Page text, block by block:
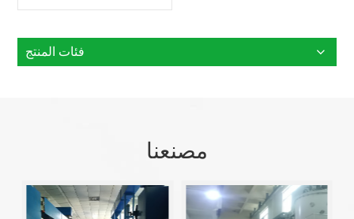
فئات المنتج
مصنعنا